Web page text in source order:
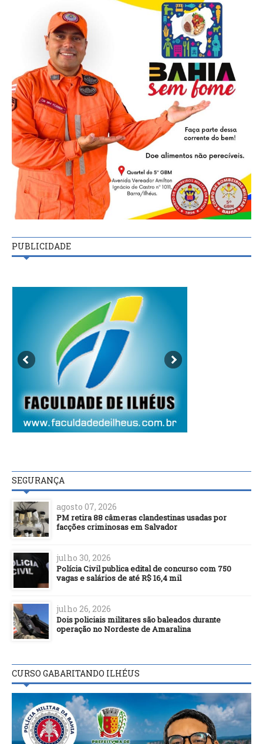
PUBLICIDADE
SEGURANÇA
agosto 07, 2026
PM retira 88 câmeras clandestinas usadas por
facções criminosas em Salvador
julho 30, 2026
Polícia Civil publica edital de concurso com 750
vagas e salários de até R$ 16,4 mil
julho 26, 2026
Dois policiais militares são baleados durante
operação no Nordeste de Amaralina
CURSO GABARITANDO ILHÉUS